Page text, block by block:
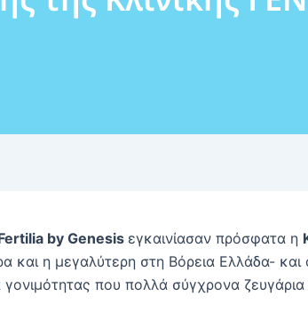
by Genesis εγκαινίασαν πρόσφατα η
και η μεγαλύτερη στη Βόρεια Ελλάδα- και
που πολλά σύγχρονα ζευγάρια